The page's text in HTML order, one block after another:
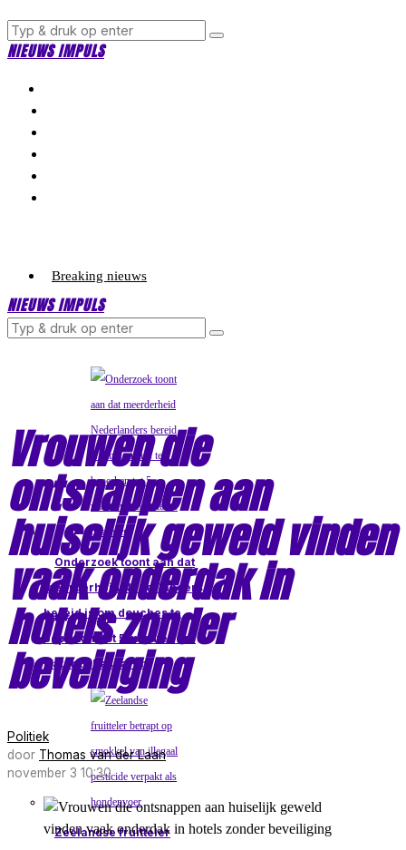
NIEUWS IMPULS
Breaking nieuws
Politiek
Onderzoek toont aan dat
meerderheid Nederlanders
bereid is om douches te
beperken tot 5 minuten om
water te besparen
Zeelandse fruitteler
NIEUWS IMPULS
Vrouwen die
ontsnappen aan
huiselijk geweld vinden
vaak onderdak in
hotels zonder
beveiliging
Politiek
door Thomas van der Laan
november 3 10:30